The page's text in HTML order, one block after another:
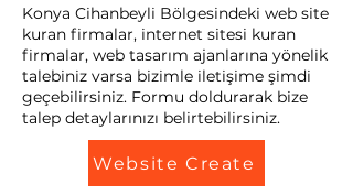
Konya Cihanbeyli Bölgesindeki web site
kuran firmalar, internet sitesi kuran
firmalar, web tasarım ajanlarına yönelik
talebiniz varsa bizimle iletişime şimdi
geçebilirsiniz. Formu doldurarak bize
talep detaylarınızı belirtebilirsiniz.
Website Create